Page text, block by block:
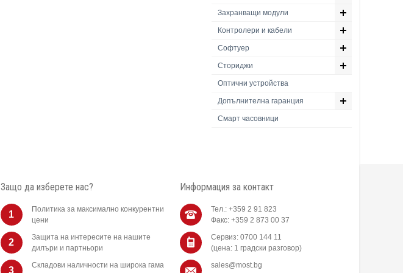
Захранващи модули
Контролери и кабели
Софтуер
Сториджи
Оптични устройства
Допълнителна гаранция
Смарт часовници
Защо да изберете нас?
1
Политика за максимално конкурентни
цени
2
Защита на интересите на нашите
дилъри и партньори
3
Складови наличности на широка гама
Информация за контакт
Тел.: +359 2 91 823
Факс: +359 2 873 00 37
Сервиз: 0700 144 11
(цена: 1 градски разговор)
sales@most.bg